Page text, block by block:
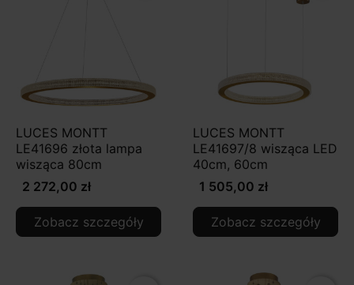
LUCES MONTT
LE41696 złota lampa
wisząca 80cm
2 272,00 zł
Zobacz szczegóły
LUCES MONTT
LE41697/8 wisząca LED
40cm, 60cm
1 505,00 zł
Zobacz szczegóły